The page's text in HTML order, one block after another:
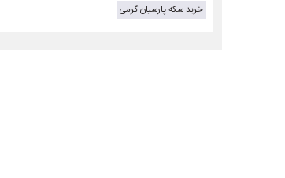
خرید سکه پارسیان گرمی